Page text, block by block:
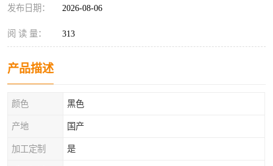
发布日期： 2026-08-06
阅 读 量： 313
产品描述
颜色 黑色
产地 国产
加工定制 是